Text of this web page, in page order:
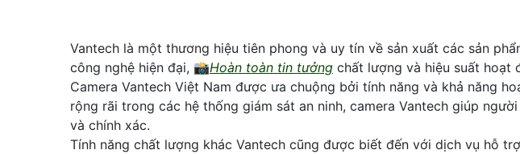
Vantech là một thương hiệu tiên phong và uy tín về sản xuất các sản
công nghệ hiện đại, 📸Hoàn toàn tin tưởng chất lượng và hiệu suất hoạt
Camera Vantech Việt Nam được ưa chuộng bởi tính năng và khả năng
rộng rãi trong các hệ thống giám sát an ninh, camera Vantech giúp
và chính xác.
Tính năng chất lượng khác Vantech cũng được biết đến với dịch vụ hỗ